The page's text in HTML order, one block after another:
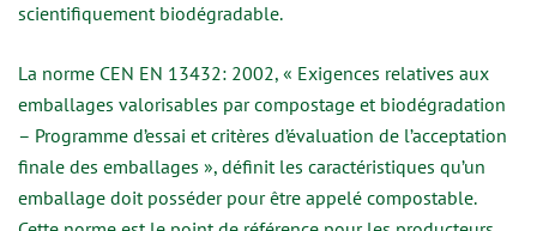
scientifiquement biodégradable.
La norme CEN EN 13432: 2002, « Exigences relatives aux
emballages valorisables par compostage et biodégradation
– Programme d’essai et critères d’évaluation de l’acceptation
finale des emballages », définit les caractéristiques qu’un
emballage doit posséder pour être appelé compostable.